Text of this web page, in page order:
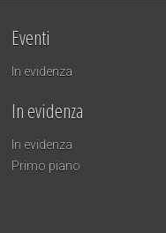
Eventi
In evidenza
In evidenza
In evidenza
Primo piano